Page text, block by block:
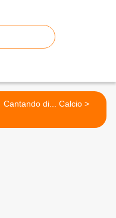
Cantando di... Calcio >